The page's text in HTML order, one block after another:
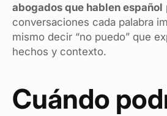
abogados que hablen español
conversaciones cada palabra
mismo decir “no puedo” que
hechos y contexto.
Cuándo